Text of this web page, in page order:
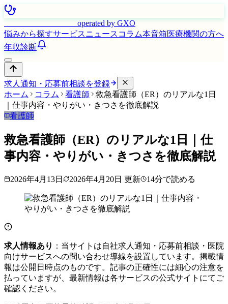
operated by GXO
悩みから探すサービスニュース コラム本音箱医療機関の方へ
年収診断
求人通知・応募前相談を登録
ホーム
コラム 看護師
救急看護師（ER）のリアルな1日
｜仕事内容・やりがい・きつさを徹底解説
看護師
救急看護師（ER）のリアルな1日｜仕
事内容・やりがい・きつさを徹底解説
2026年4月13日 2026年4月20日 更新 14分で読める
求人情報あり ：当サイトは自社求人通知・応募前相談・医院
向けサービスへの問い合わせ導線を設置しています。掲載情
報は公開日時点のものです。記事の正確性には細心の注意を
払っていますが、最新情報は各サービスの公式サイトにてご
確認ください。